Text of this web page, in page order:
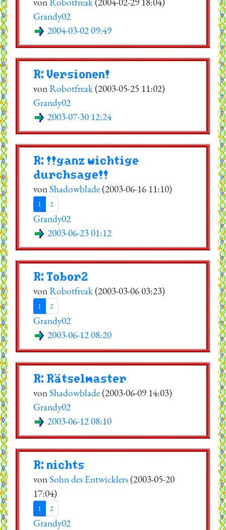
Grandy02
2004-03-02 09:49
R: Versionen!
vonRobotfreak(2003-05-25 11:02)
Grandy02
2003-07-30 12:24
R: !!ganz wichtige
durchsage!!
vonShadowblade(2003-06-16 11:10)
1 2
Grandy02
2003-06-23 01:12
R: Tobor2
vonRobotfreak(2003-03-06 03:23)
1 2
Grandy02
2003-06-12 08:20
R: Rätselmaster
vonShadowblade(2003-06-09 14:03)
Grandy02
2003-06-12 08:10
R: nichts
vonSohn des Entwicklers(2003-05-20
17:04)
1 2
Grandy02